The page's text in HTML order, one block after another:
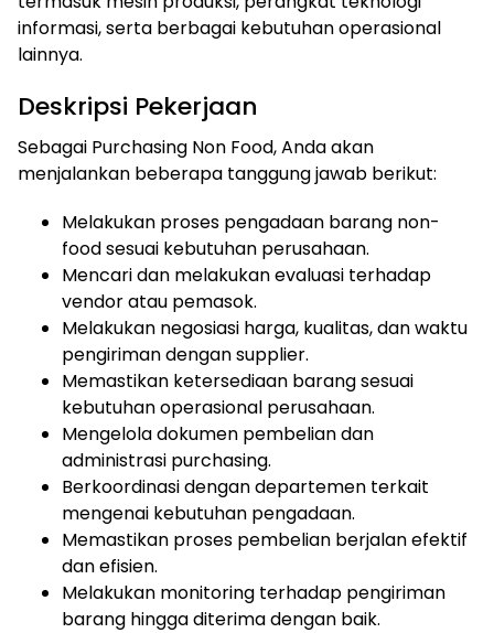
informasi, serta berbagai kebutuhan operasional
lainnya.
Deskripsi Pekerjaan
Sebagai Purchasing Non Food, Anda akan
menjalankan beberapa tanggung jawab berikut:
Melakukan proses pengadaan barang non-
food sesuai kebutuhan perusahaan.
Mencari dan melakukan evaluasi terhadap
vendor atau pemasok.
Melakukan negosiasi harga, kualitas, dan waktu
pengiriman dengan supplier.
Memastikan ketersediaan barang sesuai
kebutuhan operasional perusahaan.
Mengelola dokumen pembelian dan
administrasi purchasing.
Berkoordinasi dengan departemen terkait
mengenai kebutuhan pengadaan.
Memastikan proses pembelian berjalan efektif
dan efisien.
Melakukan monitoring terhadap pengiriman
barang hingga diterima dengan baik.